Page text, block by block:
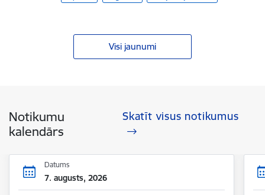
Visi jaunumi
Notikumu
kalendārs
Skatīt visus notikumus
Datums
7. augusts, 2026